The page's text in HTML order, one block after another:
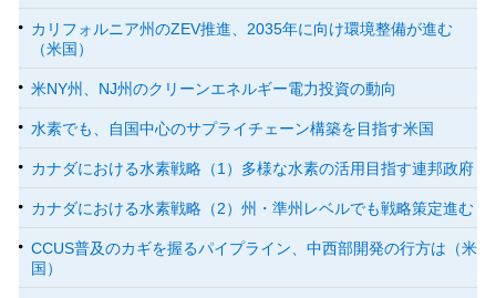
カリフォルニア州のZEV推進、2035年に向け環境整備が進む
（米国）
米NY州、NJ州のクリーンエネルギー電力投資の動向
水素でも、自国中心のサプライチェーン構築を目指す米国
カナダにおける水素戦略（1）多様な水素の活用目指す連邦政府
カナダにおける水素戦略（2）州・準州レベルでも戦略策定進む
CCUS普及のカギを握るパイプライン、中西部開発の行方は（米
国）